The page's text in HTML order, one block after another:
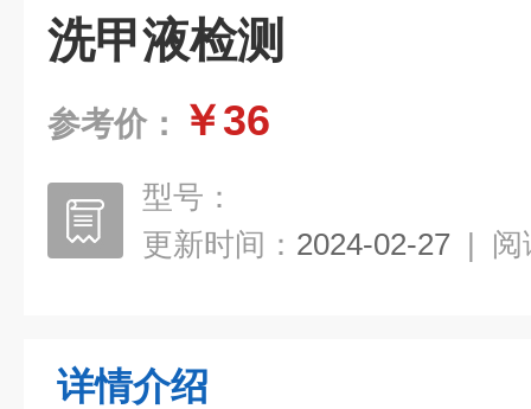
洗甲液检测
参考价： ￥36
型号：
更新时间： 2024-02-27 | 阅
详情介绍